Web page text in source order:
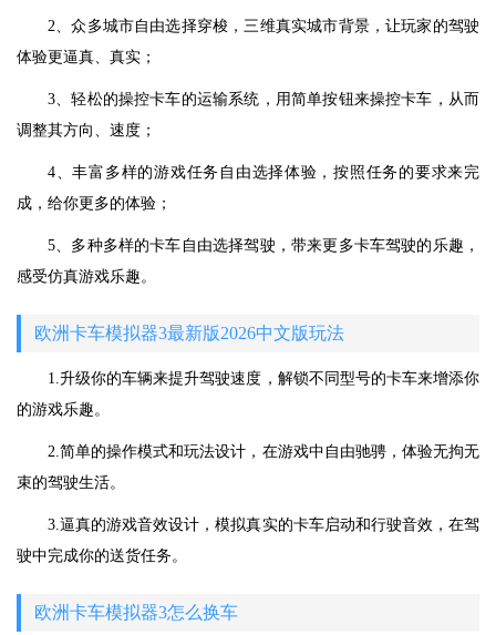
2、众多城市自由选择穿梭，三维真实城市背景，让玩家的驾驶
体验更逼真、真实；
3、轻松的操控卡车的运输系统，用简单按钮来操控卡车，从而
调整其方向、速度；
4、丰富多样的游戏任务自由选择体验，按照任务的要求来完
成，给你更多的体验；
5、多种多样的卡车自由选择驾驶，带来更多卡车驾驶的乐趣，
感受仿真游戏乐趣。
欧洲卡车模拟器3最新版2026中文版玩法
1.升级你的车辆来提升驾驶速度，解锁不同型号的卡车来增添你
的游戏乐趣。
2.简单的操作模式和玩法设计，在游戏中自由驰骋，体验无拘无
束的驾驶生活。
3.逼真的游戏音效设计，模拟真实的卡车启动和行驶音效，在驾
驶中完成你的送货任务。
欧洲卡车模拟器3怎么换车